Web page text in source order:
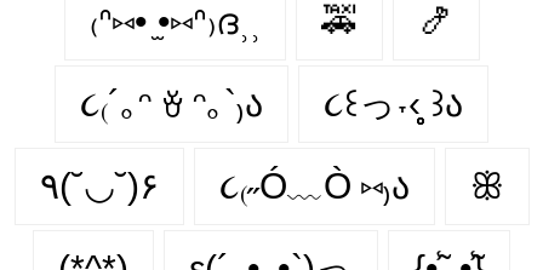
₍ᐢ⑅• ̫•⑅ᐢ₎ദ⸒⸒ 🚕 🍤
૮₍´｡ᵔ ꈊ ᵔ｡`₎ა ૮꒰っ˕‹̥̥̥ ꒱ა
٩(˘◡˘)۶ ૮₍˶Ó﹏Ò ⑅₎ა ꕥ